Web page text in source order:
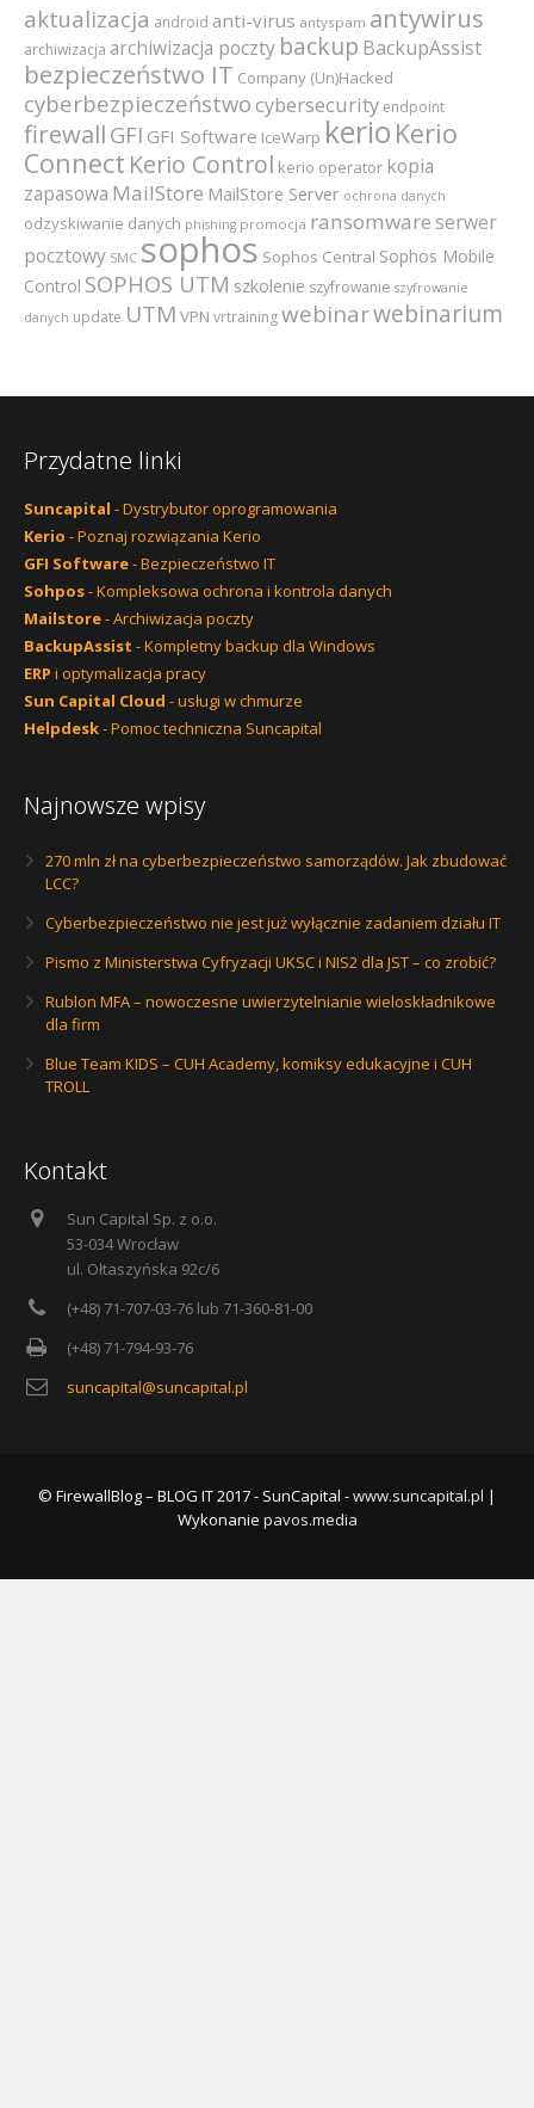
aktualizacja android anti-virus antyspam antywirus
archiwizacja archiwizacja poczty backup BackupAssist
bezpieczeństwo IT Company (Un)Hacked
cyberbezpieczeństwocybersecurity endpoint
firewall GFI GFI Software IceWarp kerio Kerio
Connect Kerio Control kerio operator kopia
zapasowa MailStore MailStore Server ochrona danych
odzyskiwanie danych phishing promocja ransomware serwer
pocztowy SMC sophos Sophos Central Sophos Mobile
Control SOPHOS UTM szkolenie szyfrowanie szyfrowanie
danych update UTM VPN vrtrainingwebinarwebinarium
Przydatne linki
Suncapital - Dystrybutor oprogramowania
Kerio - Poznaj rozwiązania Kerio
GFI Software- Bezpieczeństwo IT
Sohpos- Kompleksowa ochrona i kontrola danych
Mailstore- Archiwizacja poczty
BackupAssist - Kompletny backup dla Windows
ERP i optymalizacja pracy
Sun Capital Cloud - usługi w chmurze
Helpdesk- Pomoc techniczna Suncapital
Najnowsze wpisy
270 mln zł na cyberbezpieczeństwo samorządów. Jak zbudować
LCC?
Cyberbezpieczeństwo nie jest już wyłącznie zadaniem działu IT
Pismo z Ministerstwa Cyfryzacji UKSC i NIS2 dla JST – co zrobić?
Rublon MFA – nowoczesne uwierzytelnianie wieloskładnikowe
dla firm
Blue Team KIDS – CUH Academy, komiksy edukacyjne i CUH
TROLL
Kontakt
Sun Capital Sp. z o.o.
53-034 Wrocław
ul. Ołtaszyńska 92c/6
(+48) 71-707-03-76 lub 71-360-81-00
(+48) 71-794-93-76
suncapital@suncapital.pl
© FirewallBlog – BLOG IT 2017 - SunCapital -www.suncapital.pl |
Wykonanie pavos.media